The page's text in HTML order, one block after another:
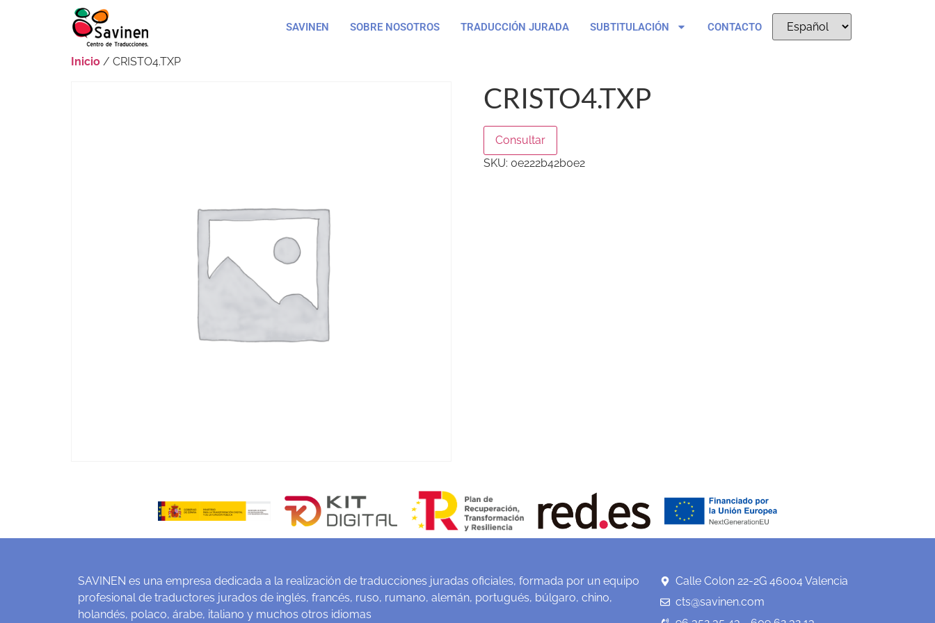
SAVINEN SOBRE NOSOTROS TRADUCCIÓN JURADA SUBTITULACIÓN CONTACTO
Inicio / CRISTO4.TXP
CRISTO4.TXP
Consultar
SKU: 0e222b42b0e2
SAVINEN es una empresa dedicada a la realización de traducciones juradas oficiales, formada por un equipo
profesional de traductores jurados de inglés, francés, ruso, rumano, alemán, portugués, búlgaro, chino,
holandés, polaco, árabe, italiano y muchos otros idiomas
Calle Colon 22-2G 46004 Valencia
cts@savinen.com